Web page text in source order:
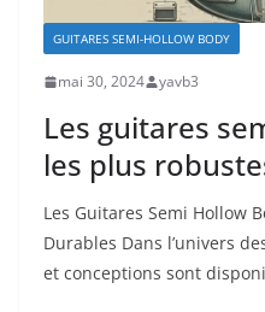
GUITARES SEMI-HOLLOW BODY
mai 30, 2024 yavb3
Les guitares
les plus
Les Guitares Semi Hollow
Durables Dans l’univers
⁢et conceptions sont